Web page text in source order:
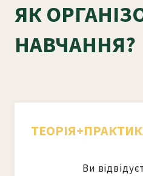
ЯК
НАВЧАННЯ?
Ви